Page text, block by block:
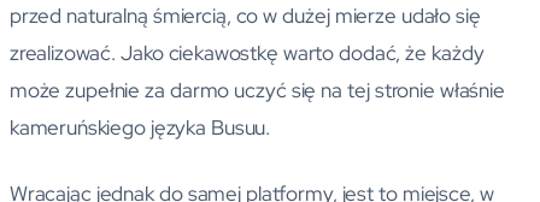
przed naturalną śmiercią, co w dużej mierze udało się
zrealizować. Jako ciekawostkę warto dodać, że każdy
może zupełnie za darmo uczyć się na tej stronie właśnie
kameruńskiego języka Busuu.
Wracając jednak do samej platformy, jest to miejsce, w